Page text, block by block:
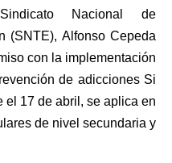
Nacional de
(SNTE), Alfonso Cepeda
con la implementación
de adicciones Si
el 17 de abril, se aplica en
de nivel secundaria y